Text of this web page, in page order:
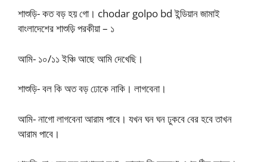
শাশুড়ি- কত বড় হয় গো। chodar golpo bd ইন্ডিয়ান জামাই
বাংলাদেশের শাশুড়ি পরকীয়া – ১
আমি- ১০/১১ ইঞ্চি আছে আমি দেখেছি।
শাশুড়ি- বল কি অত বড় ঢোকে নাকি। লাগবেনা।
আমি- নাগো লাগবেনা আরাম পাবে। যখন ঘন ঘন ঢুকবে বের হবে তাখন
আরাম পাবে।